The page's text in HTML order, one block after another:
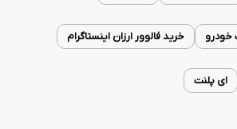
خودرو خرید فالوور ارزان اینستاگرام
ای پلنت